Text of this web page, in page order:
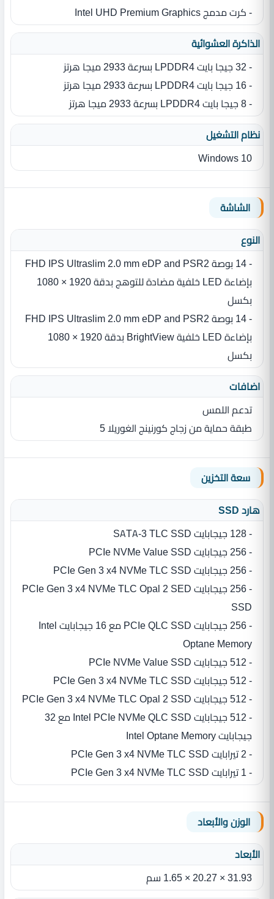
- كرت مدمج Intel UHD Premium Graphics
الذاكرة العشوائية
- 32 جيجا بايت LPDDR4 بسرعة 2933 ميجا هرتز
- 16 جيجا بايت LPDDR4 بسرعة 2933 ميجا هرتز
- 8 جيجا بايت LPDDR4 بسرعة 2933 ميجا هرتز
نظام التشغيل
Windows 10
الشاشة
النوع
- 14 بوصة FHD IPS Ultraslim 2.0 mm eDP and PSR2
بإضاءة LED‏ خلفية مضادة للتوهج بدقة 1920‏ ‏×‏ 1080
بكسل
- 14 بوصة FHD IPS Ultraslim 2.0 mm eDP and PSR2
بإضاءة LED‏ خلفية BrightView بدقة 1920‏ ‏×‏ 1080
بكسل
اضافات
تدعم اللمس
طبقة حماية من زجاج كورنينج الغوريلا 5
سعة التخزين
هارد SSD
- 128 جيجابايت SATA-3 TLC SSD
- 256 جيجابايت PCIe NVMe Value SSD
- 256 جيجابايت PCIe Gen 3 x4 NVMe TLC SSD
- 256 جيجابايت PCIe Gen 3 x4 NVMe TLC Opal 2 SED
SSD
- 256 جيجابايت PCIe QLC SSD مع 16 جيجابايت Intel
Optane Memory
- 512 جيجابايت PCIe NVMe Value SSD
- 512 جيجابايت PCIe Gen 3 x4 NVMe TLC SSD
- 512 جيجابايت PCIe Gen 3 x4 NVMe TLC Opal 2 SSD
- 512 جيجابايت Intel PCIe NVMe QLC SSD مع 32
جيجابايت Intel Optane Memory
- 2 تيرابايت PCIe Gen 3 x4 NVMe TLC SSD
- 1 تيرابايت PCIe Gen 3 x4 NVMe TLC SSD
الوزن والأبعاد
الأبعاد
31.93 × 20.27 × 1.65 سم